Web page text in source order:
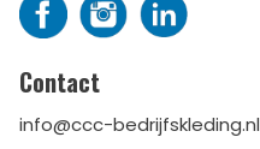
Contact
info@ccc-bedrijfskleding.nl